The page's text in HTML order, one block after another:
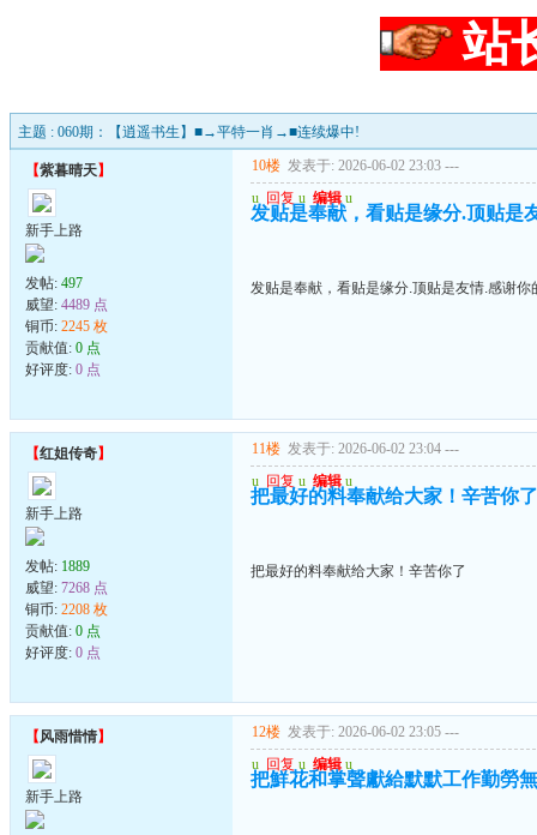
站
主题 : 060期：【逍遥书生】■→平特一肖→■连续爆中!
【紫暮晴天】
新手上路
发帖: 497
威望: 4489 点
铜币: 2245 枚
贡献值: 0 点
好评度: 0 点
10楼 发表于: 2026-06-02 23:03 ---
u 回复 u 编辑 u
发贴是奉献，看贴是缘分.顶贴是
发贴是奉献，看贴是缘分.顶贴是友情.感谢你
【红姐传奇】
新手上路
发帖: 1889
威望: 7268 点
铜币: 2208 枚
贡献值: 0 点
好评度: 0 点
11楼 发表于: 2026-06-02 23:04 ---
u 回复 u 编辑 u
把最好的料奉献给大家！辛苦你了
把最好的料奉献给大家！辛苦你了
【风雨惜情】
新手上路
12楼 发表于: 2026-06-02 23:05 ---
u 回复 u 编辑 u
把鮮花和掌聲獻給默默工作勤勞